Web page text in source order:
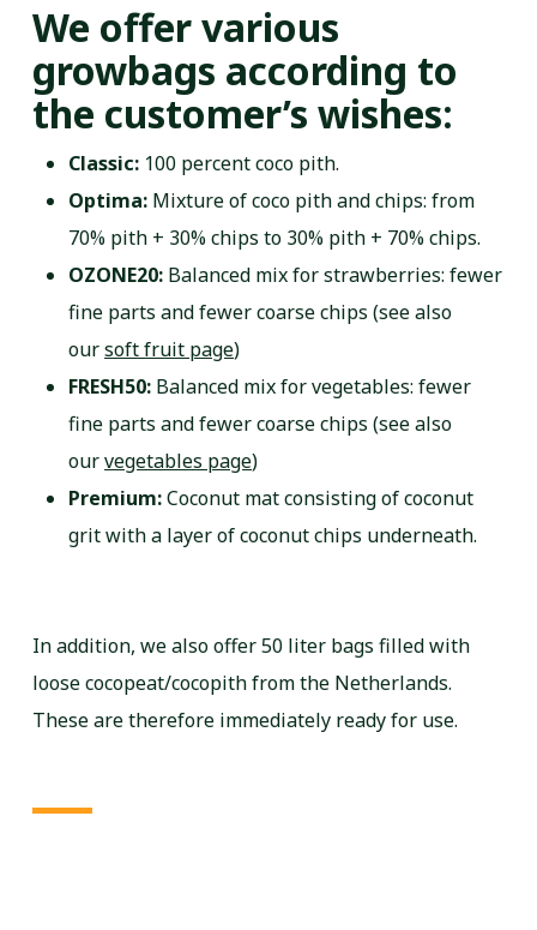
We offer various
growbags according to
the customer’s wishes:
Classic: 100 percent coco pith.
Optima: Mixture of coco pith and chips: from
70% pith + 30% chips to 30% pith + 70% chips.
OZONE20: Balanced mix for strawberries: fewer
fine parts and fewer coarse chips (see also
oursoft fruit page)
FRESH50: Balanced mix for vegetables: fewer
fine parts and fewer coarse chips (see also
ourvegetables page)
Premium:Coconut mat consisting of coconut
grit with a layer of coconut chips underneath.
In addition, we also offer 50 liter bags filled with
loose cocopeat/cocopith from the Netherlands.
These are therefore immediately ready for use.